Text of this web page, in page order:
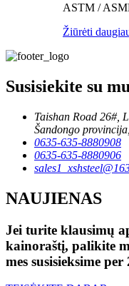
ASTM /
Žiūrėti
Susisiekite su
Taishan Road 26#,
Šandongo
0635-635-8880908
0635-635-8880906
NAUJIENAS
Jei turite klausimų
kainoraštį, palikite
mes susisieksime